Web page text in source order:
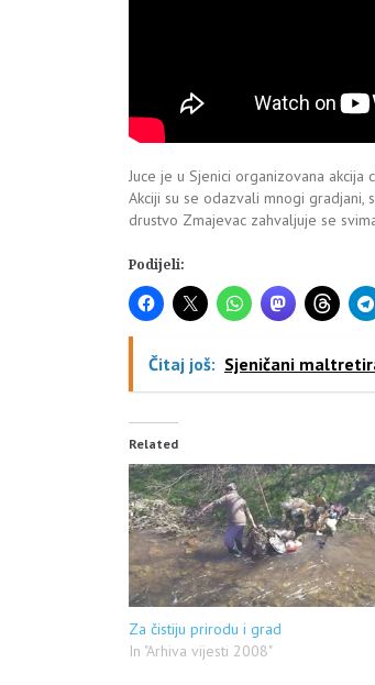
Juce je u Sjenici organizovana akcija
Akciji su se odazvali mnogi gradjani,
drustvo Zmajevac zahvaljuje se
Podijeli:
Čitaj još: Sjeničani
Related
Za čistiju prirodu i grad
In "Arhiva vijesti 2008"